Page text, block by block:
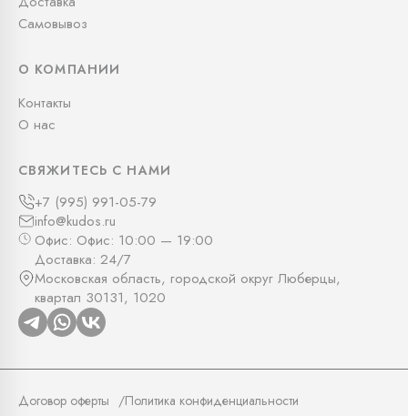
Самовывоз
О КОМПАНИИ
Контакты
О нас
СВЯЖИТЕСЬ С НАМИ
+7 (995) 991-05-79
info@kudos.ru
Офис: Офис: 10:00 — 19:00
Доставка: 24/7
Московская область, городской округ Люберцы,
квартал 30131, 1020
Договор оферты Политика конфиденциальности